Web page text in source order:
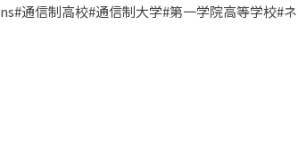
通信制高校#通信制大学#第一学院高等学校#